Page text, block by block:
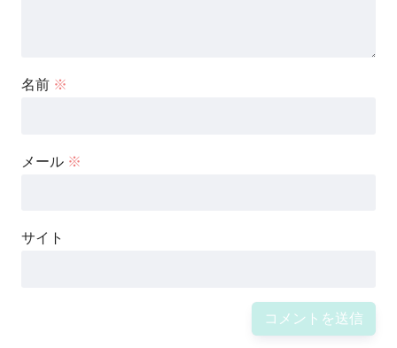
名前 ※
メール ※
サイト